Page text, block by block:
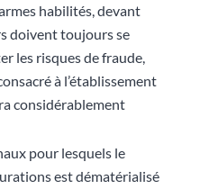
habilités, devant
doivent toujours se
les risques de fraude,
à l’établissement
considérablement
pour lesquels le
est dématérialisé